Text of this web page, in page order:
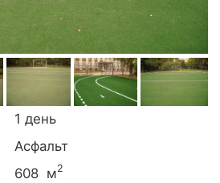
1 день
Асфальт
608 м2